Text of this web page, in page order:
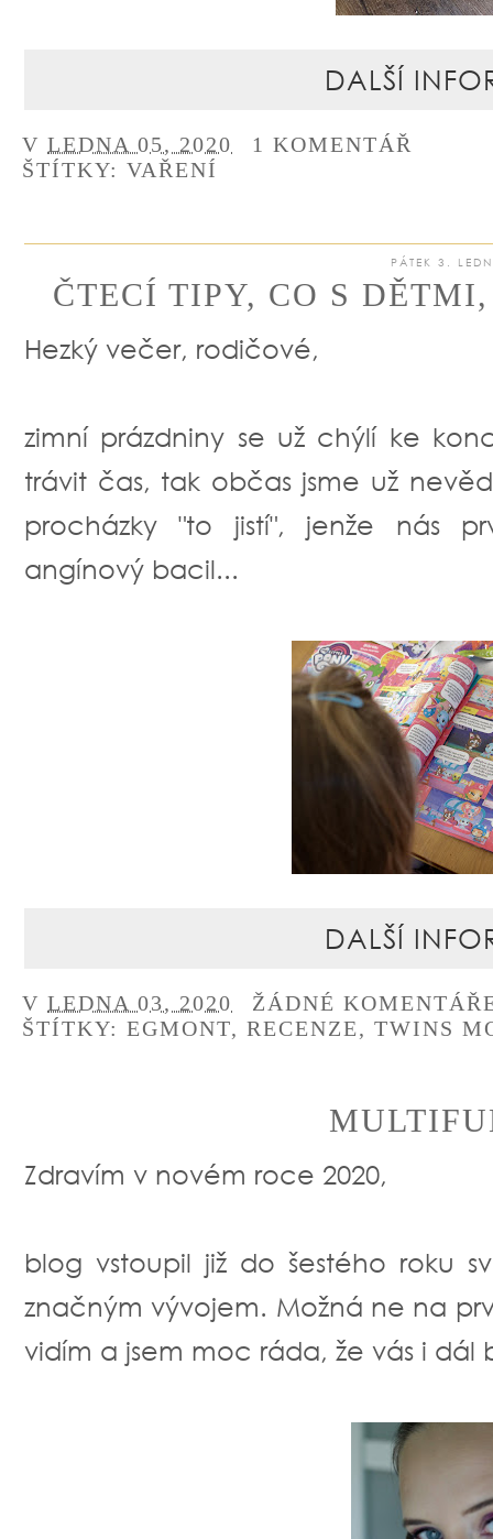
DALŠÍ
V LEDNA 05, 2020
1 KOMENTÁŘ
ŠTÍTKY: VAŘENÍ
PÁTEK 3.
ČTECÍ TIPY, CO S
Hezký večer, rodičové,
zimní prázdniny se už chýlí ke
trávit čas, tak občas jsme už
procházky "to jistí", jenže nás
angínový bacil...
DALŠÍ
V LEDNA 03, 2020
ŽÁDNÉ
ŠTÍTKY: EGMONT, RECENZE, TWINS
Zdravím v novém roce 2020,
blog vstoupil již do šestého roku
značným vývojem. Možná ne na
vidím a jsem moc ráda, že vás i dál